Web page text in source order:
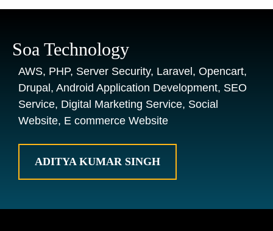
Soa Technology
AWS, PHP, Server Security, Laravel, Opencart,
Drupal, Android Application Development, SEO
Service, Digital Marketing Service, Social
Website, E commerce Website
ADITYA KUMAR SINGH